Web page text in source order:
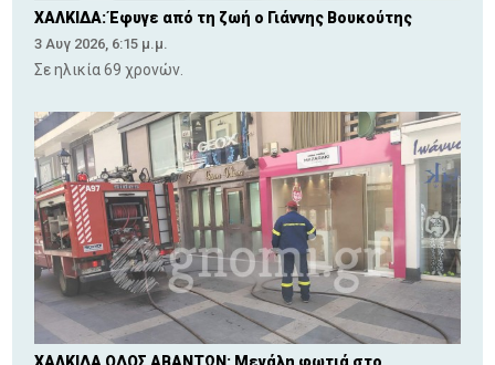
ΧΑΛΚΙΔΑ: Έφυγε από τη ζωή ο Γιάννης Βουκούτης
3 Αυγ 2026, 6:15 μ.μ.
Σε ηλικία 69 χρονών.